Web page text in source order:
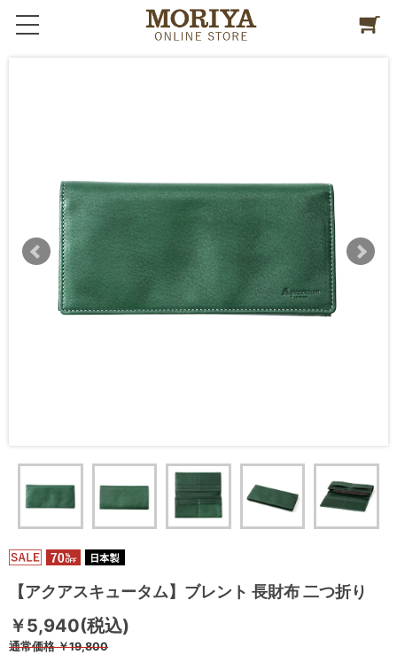
【アクアスキュータム】ブレント 長財布 二つ折り
￥5,940(税込)
通常価格￥19,800